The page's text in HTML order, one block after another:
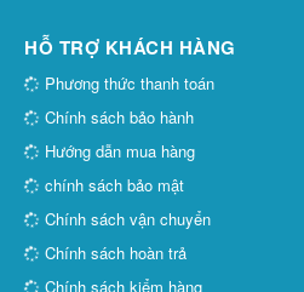
HỖ TRỢ KHÁCH HÀNG
Phương thức thanh toán
Chính sách bảo hành
Hướng dẫn mua hàng
chính sách bảo mật
Chính sách vận chuyển
Chính sách hoàn trả
Chính sách kiểm hàng